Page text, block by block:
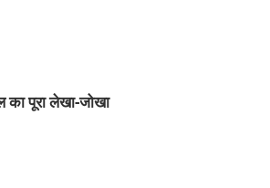
का पूरालेखा-जोखा